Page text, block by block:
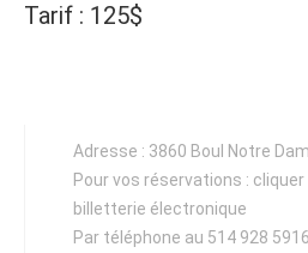
Tarif : 125$
Adresse : 3860 Boul Notre
Pour vos réservations : cliquer
billetterie électronique
Par téléphone au 514 928 5916